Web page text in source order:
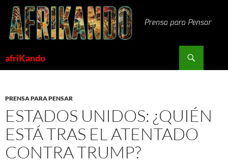
Saltar
contenido
afriKando
PRENSA PARA PENSAR
ESTADOS UNIDOS: ¿QUIÉN
ESTÁ TRAS EL ATENTADO
CONTRA TRUMP?